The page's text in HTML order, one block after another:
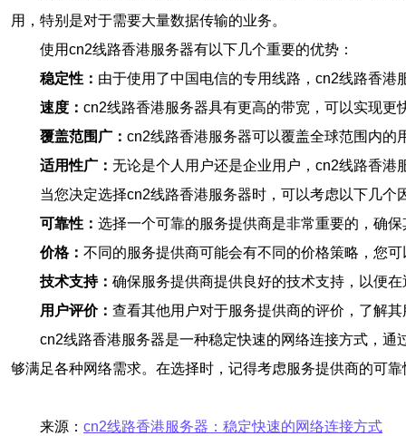
用，特别是对于需要大量数据传输的业务。
使用cn2线路香港服务器有以下几个重要的优势：
稳定性： 由于使用了中国电信的专用线路，cn2线路香
速度： cn2线路香港服务器具有更高的带宽，可以实现更
覆盖范围广： cn2线路香港服务器可以覆盖全球范围内的
适用性广： 无论是个人用户还是企业用户，cn2线路香
当您决定选择cn2线路香港服务器时，可以考虑以下几个
可靠性： 选择一个可靠的服务提供商是非常重要的，确
价格： 不同的服务提供商可能会有不同的价格策略，您
技术支持： 确保服务提供商提供良好的技术支持，以便
用户评价： 查看其他用户对于服务提供商的评价，了解
cn2线路香港服务器是一种稳定快速的网络连接方式，
够满足各种网络需求。在选择时，记得考虑服务提供商的可
来源： cn2线路香港服务器：稳定快速的网络连接方式